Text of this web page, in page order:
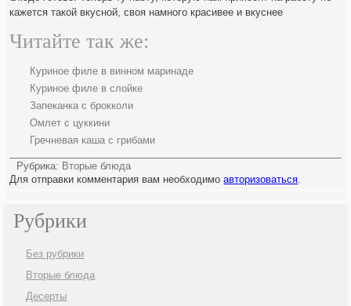
кажется такой вкусной, своя намного красивее и вкуснее
Читайте так же:
Куриное филе в винном маринаде
Куриное филе в слойке
Запеканка с брокколи
Омлет с цуккини
Гречневая каша с грибами
Рубрика: Вторые блюда
Для отправки комментария вам необходимоавторизоваться.
Рубрики
Без рубрики
Вторые блюда
Десерты